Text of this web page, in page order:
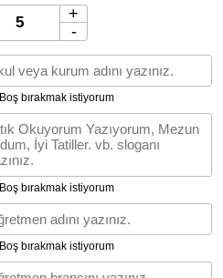
+
-
Boş bırakmak istiyorum
Boş bırakmak istiyorum
Boş bırakmak istiyorum